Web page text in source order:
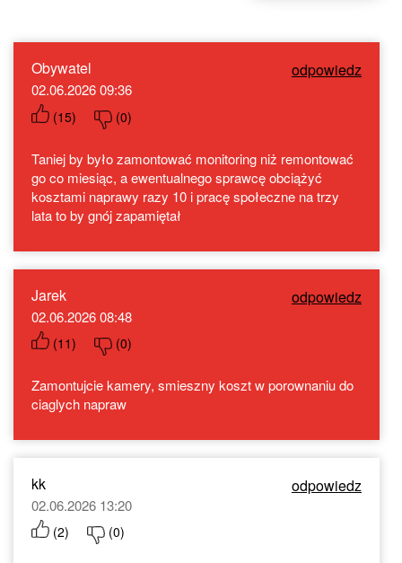
Obywatel odpowiedz
02.06.2026 09:36
(15) (0)
Taniej by było zamontować monitoring niż remontować
go co miesiąc, a ewentualnego sprawcę obciążyć
kosztami naprawy razy 10 i pracę społeczne na trzy
lata to by gnój zapamiętał
Jarek odpowiedz
02.06.2026 08:48
(11) (0)
Zamontujcie kamery, smieszny koszt w porownaniu do
ciaglych napraw
kk odpowiedz
02.06.2026 13:20
(2) (0)